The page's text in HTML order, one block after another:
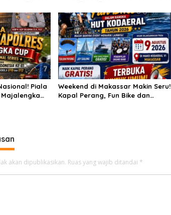
di
Mengalir
Haris dan
Senyap Polisi
Kasus
Untuk Tim Buser Ipda Ahmad
Haris
Piala
Weekend di Makassar Makin Seru!
Kapal Perang, Fun Bike dan
akan dipublikasikan. Ruas yang wajib ditandai *